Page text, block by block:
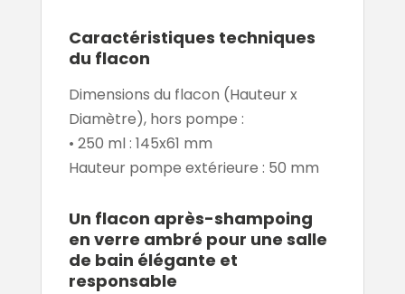
Caractéristiques techniques
du flacon
Dimensions du flacon (Hauteur x
Diamètre), hors pompe :
• 250 ml : 145x61 mm
Hauteur pompe extérieure : 50 mm
Un flacon après-shampoing
en verre ambré pour une salle
de bain élégante et
responsable